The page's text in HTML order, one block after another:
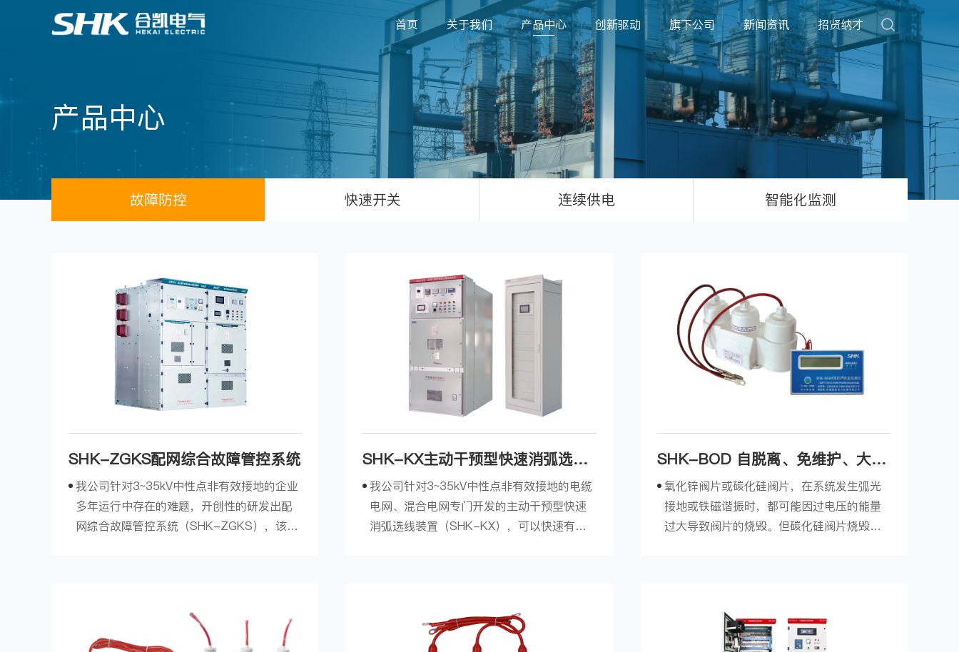
首页 关于我们 产品中心 创新驱动 旗下公司 新闻资讯 招贤纳才
产品中心
故障防控 快速开关 连续供电 智能化监测
SHK-ZGKS配网综合故障管控系统
我公司针对3~35kV中性点非有效接地的企业
多年运行中存在的难题，开创性的研发出配
网综合故障管控系统（SHK-ZGKS），该系
SHK-KX主动干预型快速消弧选线
装置
我公司针对3~35kV中性点非有效接地的电缆
电网、混合电网专门开发的主动干预型快速
消弧选线装置（SHK-KX），可以快速有效
SHK-BOD 自脱离、免维护、大容
量三相组合式过电压保护装置
氧化锌阀片或碳化硅阀片，在系统发生弧光
接地或铁磁谐振时，都可能因过电压的能量
过大导致阀片的烧毁。但碳化硅阀片烧毁以
三代保护器“自脱离、免...